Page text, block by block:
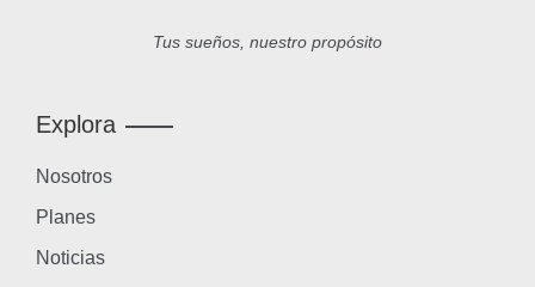
Tus sueños, nuestro propósito
Explora
Nosotros
Planes
Noticias